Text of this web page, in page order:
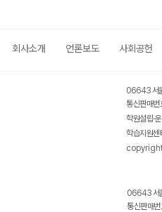
회사소개 언론보도 사회공헌
06643 서
통신판매
학원설립·
학습지원
06643 서
통신판매